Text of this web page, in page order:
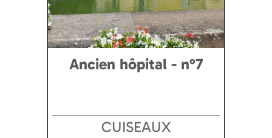
Ancien hôpital - n°7
CUISEAUX